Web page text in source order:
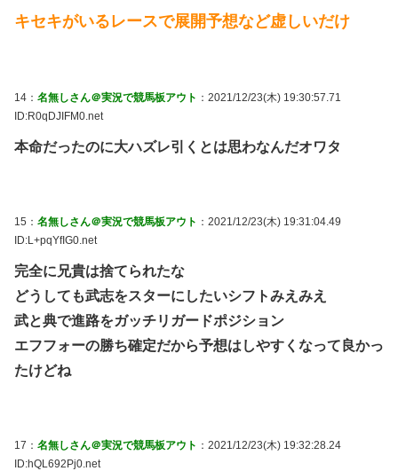
キセキがいるレースで展開予想など虚しいだけ
14： 名無しさん＠実況で競馬板アウト ：2021/12/23(木) 19:30:57.71
ID:R0qDJIFM0.net
本命だったのに大ハズレ引くとは思わなんだオワタ
15： 名無しさん＠実況で競馬板アウト ：2021/12/23(木) 19:31:04.49
ID:L+pqYfIG0.net
完全に兄貴は捨てられたな
どうしても武志をスターにしたいシフトみえみえ
武と典で進路をガッチリガードポジション
エフフォーの勝ち確定だから予想はしやすくなって良かっ
たけどね
17： 名無しさん＠実況で競馬板アウト ：2021/12/23(木) 19:32:28.24
ID:hQL692Pj0.net